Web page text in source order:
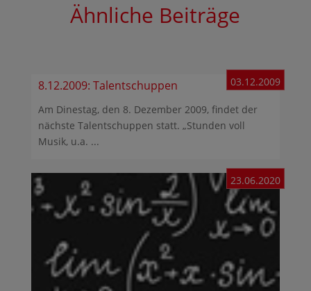
Ähnliche Beiträge
8.12.2009: Talentschuppen 03.12.2009
Am Dinestag, den 8. Dezember 2009, findet der
nächste Talentschuppen statt. „Stunden voll
Musik, u.a. ...
23.06.2020